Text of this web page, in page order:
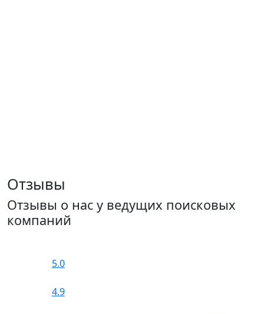
Отзывы
Отзывы о нас у ведущих поисковых
компаний
5.0
4.9